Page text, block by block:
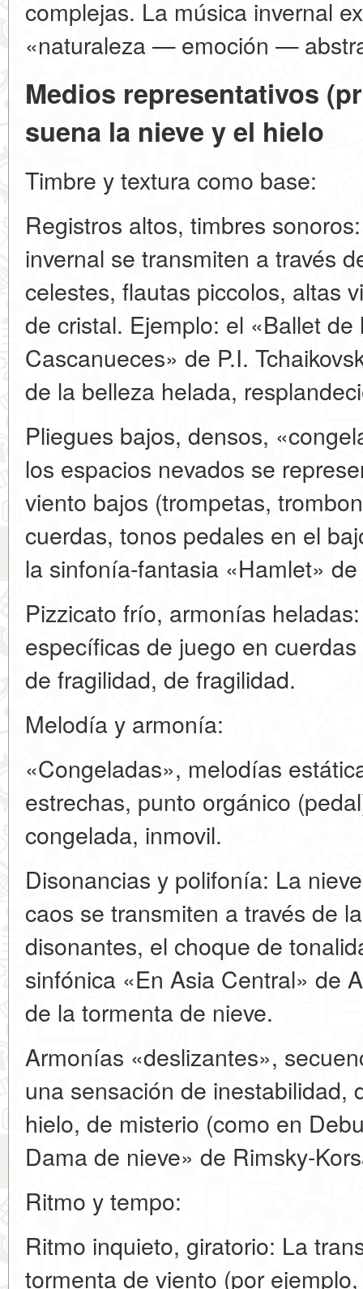
complejas. La música invernal
«naturaleza — emoción —
Medios representativos
suena la nieve y el hielo
Timbre y textura como base:
Registros altos, timbres
invernal se transmiten a través
celestes, flautas piccolos, altas
de cristal. Ejemplo: el «Ballet
Cascanueces» de P.I.
de la belleza helada,
Pliegues bajos, densos,
los espacios nevados se
viento bajos (trompetas,
cuerdas, tonos pedales en el
la sinfonía-fantasia «Hamlet» de
Pizzicato frío, armonías
específicas de juego en
de fragilidad, de fragilidad.
Melodía y armonía:
«Congeladas», melodías
estrechas, punto orgánico
congelada, inmovil.
Disonancias y polifonía: La
caos se transmiten a través de
disonantes, el choque de
sinfónica «En Asia Central» de
de la tormenta de nieve.
Armonías «deslizantes»,
una sensación de inestabilidad,
hielo, de misterio (como en
Dama de nieve» de Rimsky-
Ritmo y tempo:
Ritmo inquieto, giratorio: La
tormenta de viento (por